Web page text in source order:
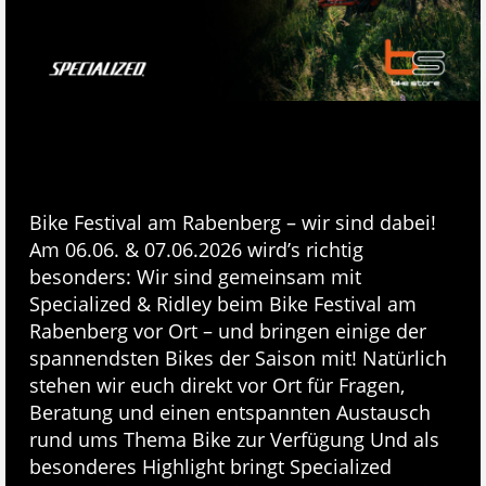
Bike Festival am Rabenberg – wir sind dabei!
Am 06.06. & 07.06.2026 wird’s richtig
besonders: Wir sind gemeinsam mit
Specialized & Ridley beim Bike Festival am
Rabenberg vor Ort – und bringen einige der
spannendsten Bikes der Saison mit! Natürlich
stehen wir euch direkt vor Ort für Fragen,
Beratung und einen entspannten Austausch
rund ums Thema Bike zur Verfügung Und als
besonderes Highlight bringt Specialized